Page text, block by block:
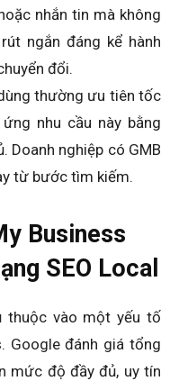
nhắn tin mà không
ngắn đáng kể hành
đổi.
thường ưu tiên tốc
nhu cầu này bằng
Doanh nghiệp có GMB
từ bước tìm kiếm.
Business
SEO Local
thuộc vào một yếu tố
Google đánh giá tổng
mức độ đầy đủ, uy tín